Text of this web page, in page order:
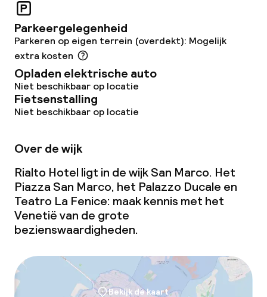
Parkeergelegenheid
Parkeren op eigen terrein (overdekt): Mogelijk
extra kosten
Opladen elektrische auto
Niet beschikbaar op locatie
Fietsenstalling
Niet beschikbaar op locatie
Over de wijk
Rialto Hotel ligt in de wijk San Marco. Het
Piazza San Marco, het Palazzo Ducale en
Teatro La Fenice: maak kennis met het
Venetië van de grote
bezienswaardigheden.
Bekijk de kaart